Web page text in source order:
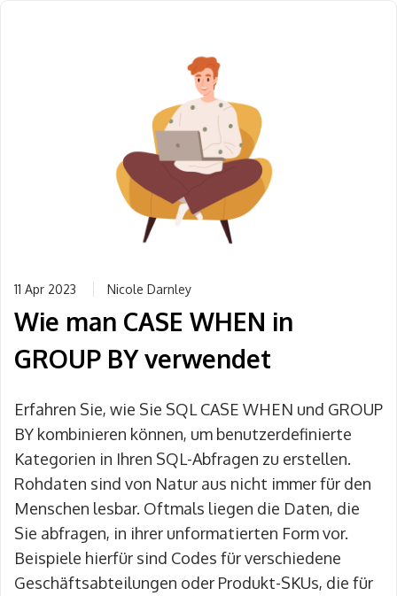
11 Apr 2023 Nicole Darnley
Wie man CASE WHEN in
GROUP BY verwendet
Erfahren Sie, wie Sie SQL CASE WHEN und GROUP
BY kombinieren können, um benutzerdefinierte
Kategorien in Ihren SQL-Abfragen zu erstellen.
Rohdaten sind von Natur aus nicht immer für den
Menschen lesbar. Oftmals liegen die Daten, die
Sie abfragen, in ihrer unformatierten Form vor.
Beispiele hierfür sind Codes für verschiedene
Geschäftsabteilungen oder Produkt-SKUs, die für